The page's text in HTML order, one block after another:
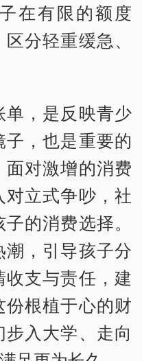
在有限的额度
分轻重缓急、
，是反映青少
，也是重要的
对激增的消费
立式争吵，社
的消费选择。
，引导孩子分
支与责任，建
根植于心的财
入大学、走向